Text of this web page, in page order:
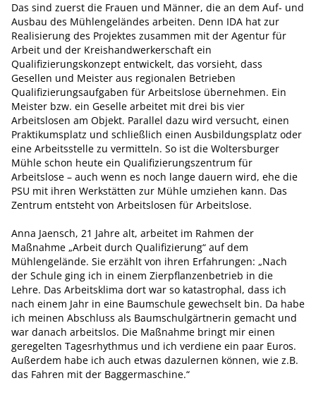
Das sind zuerst die Frauen und Männer, die an dem Auf- und
Ausbau des Mühlengeländes arbeiten. Denn IDA hat zur
Realisierung des Projektes zusammen mit der Agentur für
Arbeit und der Kreishandwerkerschaft ein
Qualifizierungskonzept entwickelt, das vorsieht, dass
Gesellen und Meister aus regionalen Betrieben
Qualifizierungsaufgaben für Arbeitslose übernehmen. Ein
Meister bzw. ein Geselle arbeitet mit drei bis vier
Arbeitslosen am Objekt. Parallel dazu wird versucht, einen
Praktikumsplatz und schließlich einen Ausbildungsplatz oder
eine Arbeitsstelle zu vermitteln. So ist die Woltersburger
Mühle schon heute ein Qualifizierungszentrum für
Arbeitslose – auch wenn es noch lange dauern wird, ehe die
PSU mit ihren Werkstätten zur Mühle umziehen kann. Das
Zentrum entsteht von Arbeitslosen für Arbeitslose.
Anna Jaensch, 21 Jahre alt, arbeitet im Rahmen der
Maßnahme „Arbeit durch Qualifizierung“ auf dem
Mühlengelände. Sie erzählt von ihren Erfahrungen: „Nach
der Schule ging ich in einem Zierpflanzenbetrieb in die
Lehre. Das Arbeitsklima dort war so katastrophal, dass ich
nach einem Jahr in eine Baumschule gewechselt bin. Da habe
ich meinen Abschluss als Baumschulgärtnerin gemacht und
war danach arbeitslos. Die Maßnahme bringt mir einen
geregelten Tagesrhythmus und ich verdiene ein paar Euros.
Außerdem habe ich auch etwas dazulernen können, wie z.B.
das Fahren mit der Baggermaschine.“